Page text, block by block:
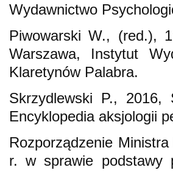
Wydawnictwo
Piwowarski W., (red.),
Warszawa, Instytut
Klaretynów Palabra.
Skrzydlewski P.,
Encyklopedia aksjologii
Rozporządzenie
r. w sprawie podstawy